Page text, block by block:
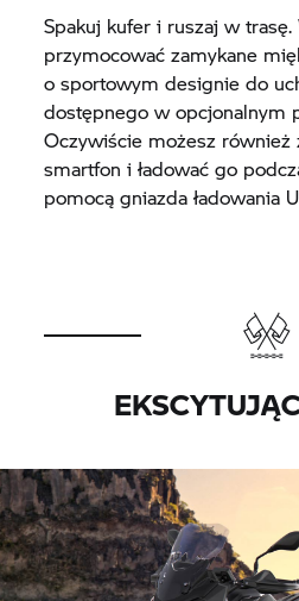
Spakuj kufer i ruszaj w trasę.
przymocować zamykane
o sportowym designie do
dostępnego w opcjonalnym
Oczywiście możesz również
smartfon i ładować go
pomocą gniazda ładowania